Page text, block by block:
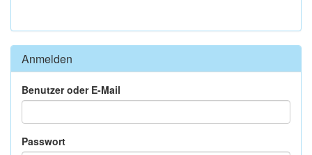
Anmelden
Benutzer oder E-Mail
Passwort